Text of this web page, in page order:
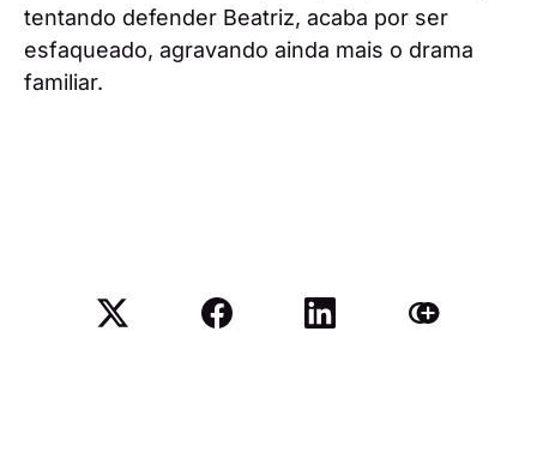
tentando defender Beatriz, acaba por ser
esfaqueado, agravando ainda mais o drama
familiar.